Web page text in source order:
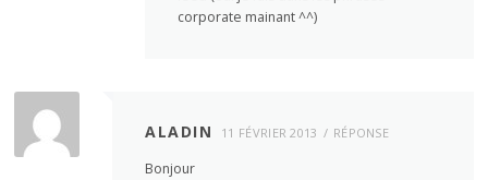
corporate mainant ^^)
ALADIN 11 FÉVRIER 2013 RÉPONSE
Bonjour